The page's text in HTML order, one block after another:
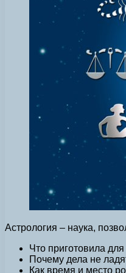
Астрология – наука,
Что приготовила
Почему дела не
Как время и место